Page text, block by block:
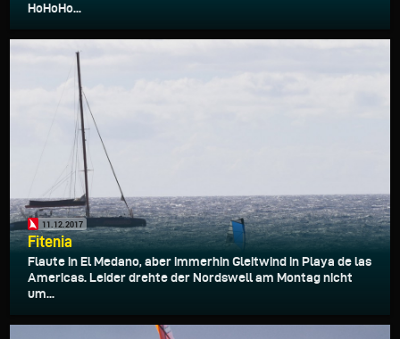
HoHoHo...
11.12.2017
Fitenia
Flaute in El Medano, aber immerhin Gleitwind in Playa de las
Americas. Leider drehte der Nordswell am Montag nicht
um...